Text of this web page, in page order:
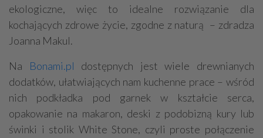
ekologiczne, więc to idealne rozwiązanie dla
kochających zdrowe życie, zgodne z naturą – zdradza
Joanna Makul.
Na
Bonami.pl dostępnych jest wiele drewnianych
dodatków, ułatwiających nam kuchenne prace – wśród
nich podkładka pod garnek w kształcie serca,
opakowanie na makaron, deski z podobizną kury lub
świnki i stolik White Stone, czyli proste połączenie